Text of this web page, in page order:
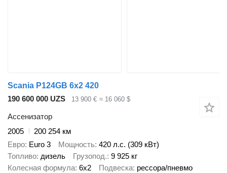
Scania P124GB 6x2 420
190 600 000 UZS
13 900 € ≈ 16 060 $
Ассенизатор
2005
200 254 км
Евро Euro 3 Мощность 420 л.с. (309 кВт)
Топливо дизель Грузопод. 9 925 кг
Колесная формула 6x2 Подвеска рессора/пневмо